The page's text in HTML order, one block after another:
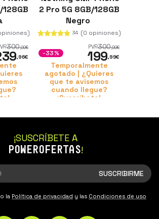
128GB
300,00€
,96€
2 Pro 5G 8GB/128GB
Negro
34 (0 opiniones)
PVR300,00€
199,99€
-33%
Temporalmente
agotado | ¿Quieres
que te avisemos
cuando llegue?
¡Suscríbete!
¡SUSCRÍBETE A
POWEROFERTAS!
la Política de privacidad y las Condiciones de uso